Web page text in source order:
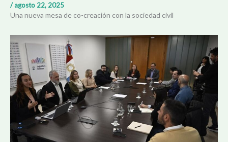
/agosto 22, 2025
Una nueva mesa de co-creación con la sociedad civil